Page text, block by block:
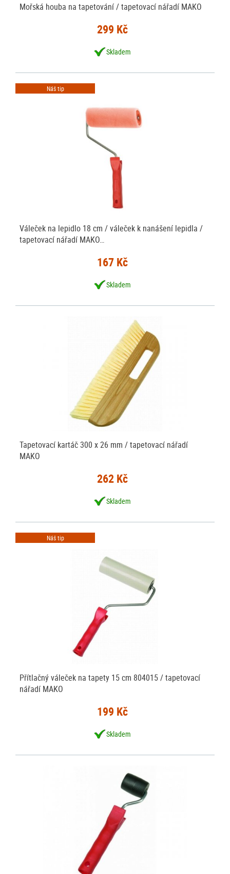
Mořská houba na tapetování / tapetovací nářadí MAKO
299 Kč
Skladem
Náš tip
Váleček na lepidlo 18 cm / váleček k nanášení lepidla /
tapetovací nářadí MAKO…
167 Kč
Skladem
Tapetovací kartáč 300 x 26 mm / tapetovací nářadí
MAKO
262 Kč
Skladem
Náš tip
Přítlačný váleček na tapety 15 cm 804015 / tapetovací
nářadí MAKO
199 Kč
Skladem